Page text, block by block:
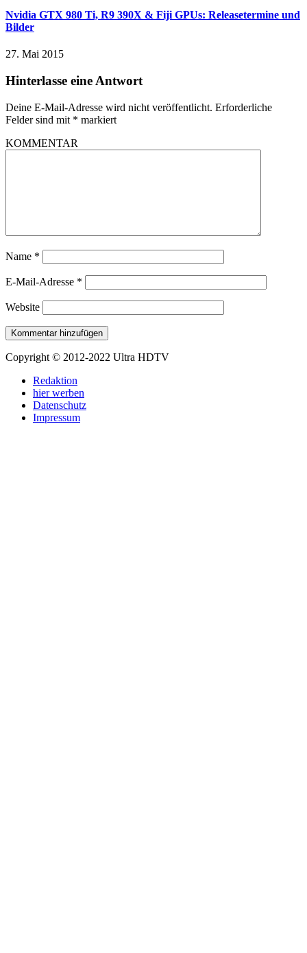
Nvidia GTX 980 Ti, R9 390X & Fiji GPUs: Releasetermine und
Bilder
27. Mai 2015
Hinterlasse eine Antwort
Deine E-Mail-Adresse wird nicht veröffentlicht. Erforderliche
Felder sind mit * markiert
KOMMENTAR
Name *
E-Mail-Adresse *
Website
Copyright © 2012-2022 Ultra HDTV
Redaktion
hier werben
Datenschutz
Impressum